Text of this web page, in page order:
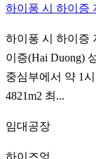
하이퐁 시 하이증
하이퐁 시 하이증
이증(Hai Duong)
중심부에서 약 1
4821m2 최...
임대공장
하이즈엉